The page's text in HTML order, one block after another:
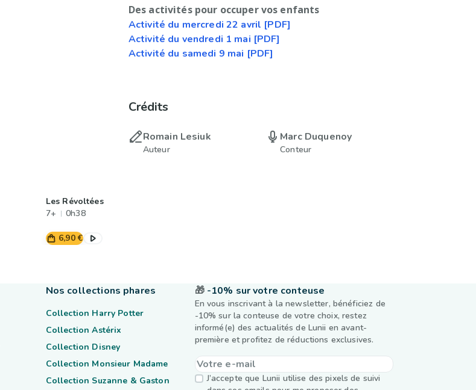
Des activités pour occuper vos enfants
Activité du mercredi 22 avril [PDF]
Activité du vendredi 1 mai [PDF]
Activité du samedi 9 mai [PDF]
Crédits
Romain Lesiuk
Auteur
Marc Duquenoy
Conteur
Les Révoltées
7+
0h38
6,90 €
🎁 -10% sur votre conteuse
En vous inscrivant à la newsletter, bénéficiez de
-10% sur la conteuse de votre choix, restez
informé(e) des actualités de Lunii en avant-
première et profitez de réductions exclusives.
J’accepte que Lunii utilise des pixels de suivi
Nos collections phares
Collection Harry Potter
Collection Astérix
Collection Disney
Collection Monsieur Madame
Collection Suzanne & Gaston